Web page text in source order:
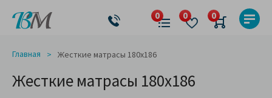
Главная Жесткие матрасы 180x186
Жесткие матрасы 180x186